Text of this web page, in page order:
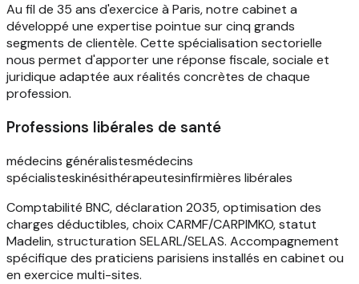
Au fil de 35 ans d'exercice à Paris, notre cabinet a
développé une expertise pointue sur cinq grands
segments de clientèle. Cette spécialisation sectorielle
nous permet d'apporter une réponse fiscale, sociale et
juridique adaptée aux réalités concrètes de chaque
profession.
Professions libérales de santé
médecins généralistesmédecins
spécialisteskinésithérapeutesinfirmières libérales
Comptabilité BNC, déclaration 2035, optimisation des
charges déductibles, choix CARMF/CARPIMKO, statut
Madelin, structuration SELARL/SELAS. Accompagnement
spécifique des praticiens parisiens installés en cabinet ou
en exercice multi-sites.